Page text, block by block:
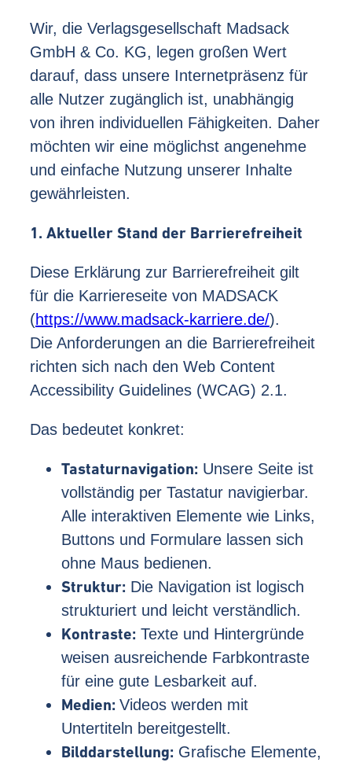
Wir, die Verlagsgesellschaft Madsack
GmbH & Co. KG, legen großen Wert
darauf, dass unsere Internetpräsenz für
alle Nutzer zugänglich ist, unabhängig
von ihren individuellen Fähigkeiten. Daher
möchten wir eine möglichst angenehme
und einfache Nutzung unserer Inhalte
gewährleisten.
1. Aktueller Stand der Barrierefreiheit
Diese Erklärung zur Barrierefreiheit gilt
für die Karriereseite von MADSACK
(https://www.madsack-karriere.de/).
Die Anforderungen an die Barrierefreiheit
richten sich nach den Web Content
Accessibility Guidelines (WCAG) 2.1.
Das bedeutet konkret:
Tastaturnavigation: Unsere Seite ist
vollständig per Tastatur navigierbar.
Alle interaktiven Elemente wie Links,
Buttons und Formulare lassen sich
ohne Maus bedienen.
Struktur: Die Navigation ist logisch
strukturiert und leicht verständlich.
Kontraste: Texte und Hintergründe
weisen ausreichende Farbkontraste
für eine gute Lesbarkeit auf.
Medien: Videos werden mit
Untertiteln bereitgestellt.
Bilddarstellung: Grafische Elemente,